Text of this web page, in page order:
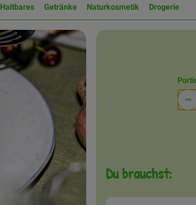
Haltbares Getränke Naturkosmetik Drogerie
Du brauchst: